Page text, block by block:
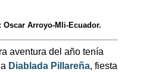
Oscar Arroyo-Mli-Ecuador.
aventura del año tenía
Diablada Pillareña, fiesta